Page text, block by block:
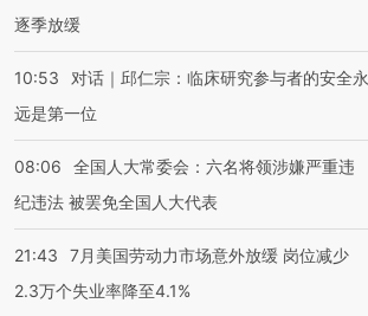
逐季放缓
10:53
对话｜邱仁宗：临床研究参与者的安全永
远是第一位
08:06
全国人大常委会：六名将领涉嫌严重违
纪违法 被罢免全国人大代表
21:43
7月美国劳动力市场意外放缓 岗位减少
2.3万个失业率降至4.1%